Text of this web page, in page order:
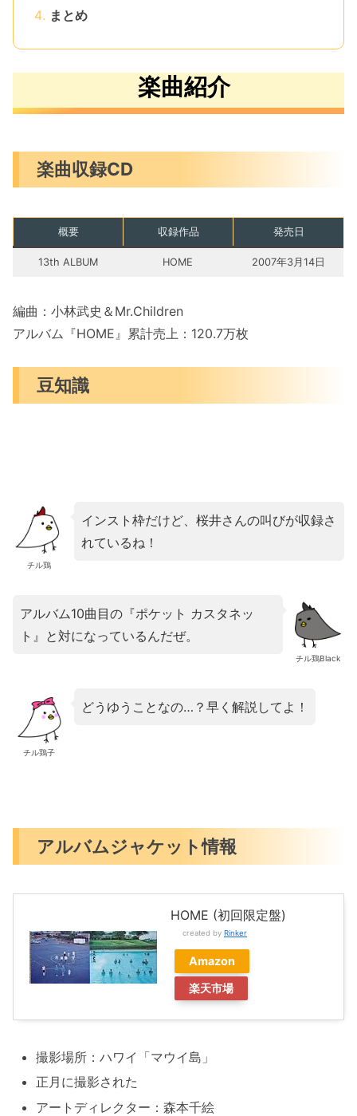
まとめ
楽曲紹介
楽曲収録CD
概要 収録作品 発売日
13th ALBUM HOME 2007年3月14日
編曲：小林武史＆Mr.Children
アルバム『HOME』累計売上：120.7万枚
豆知識
チル鶏
インスト枠だけど、桜井さんの叫びが収録さ
れているね！
チル鶏Black
アルバム10曲目の『ポケット カスタネッ
ト』と対になっているんだぜ。
チル鶏子
どうゆうことなの…？早く解説してよ！
アルバムジャケット情報
HOME (初回限定盤)
created by Rinker
Amazon
楽天市場
撮影場所：ハワイ「マウイ島」
正月に撮影された
アートディレクター：森本千絵